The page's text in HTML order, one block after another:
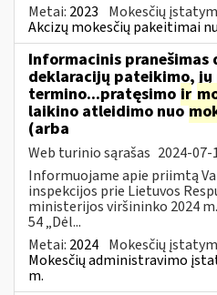
Metai: 2023 Mokesčių
Akcizų mokesčių pakeitimai
Informacinis pranešimas
deklaracijų pateikimo,
termino...pratęsimo ir
laikino atleidimo nuo
(arba
Web turinio sąrašas 2024-07-
Informuojame apie priimtą
inspekcijos prie Lietuvos
ministerijos viršininko 2024
54 „Dėl...
Metai: 2024 Mokesčių
Mokesčių administravimo
m.